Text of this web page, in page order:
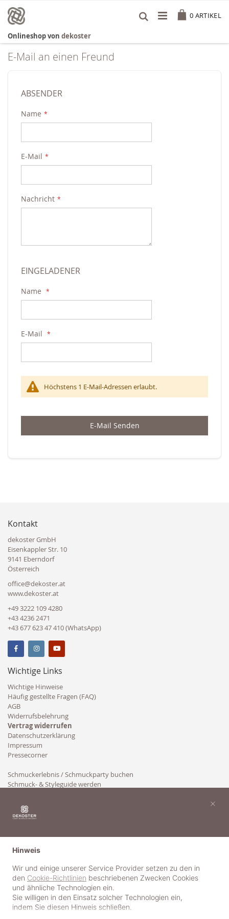
Inhalt
springen
0 ARTIKEL
Onlineshop von dekoster
E-Mail an einen Freund
ABSENDER
Name
E-Mail
Nachricht
EINGELADENER
Name
E-Mail
Höchstens 1 E-Mail-Adressen erlaubt.
E-Mail Senden
Kontakt
dekoster GmbH
Eisenkappler Str. 10
9141 Eberndorf
Österreich
office@dekoster.at
www.dekoster.at
+49 3222 109 4280
+43 4236 2471
+43 677 623 47 410 (WhatsApp)
Wichtige Links
Wichtige Hinweise
Häufig gestellte Fragen (FAQ)
AGB
Widerrufsbelehrung
Vertrag widerrufen
Datenschutzerklärung
Impressum
Pressecorner
Schmuckerlebnis / Schmuckparty buchen
Schmuck- & Styleguide werden
Hinweis
Wir und einige unserer Service Provider setzen zu den in
den Cookie-Richtlinien beschriebenen Zwecken Cookies
und ähnliche Technologien ein.
Sie willigen in den Einsatz solcher Technologien ein,
indem Sie diesen Hinweis schließen.
×